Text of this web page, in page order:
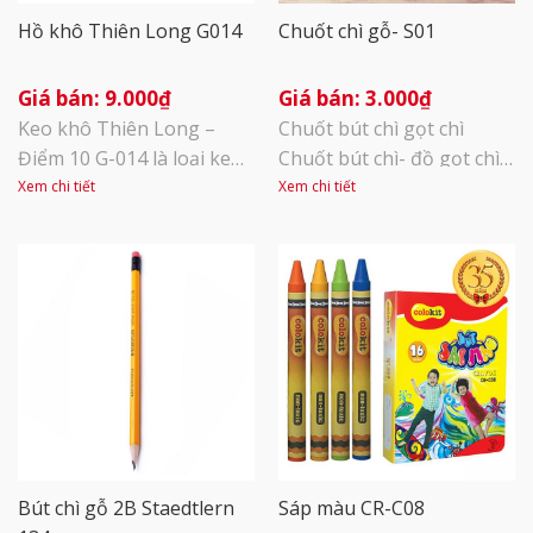
Hồ khô Thiên Long G014
9.000₫
Keo khô Thiên Long –
Điểm 10 G-014 là loại keo
chuyên dùng để dán giấy,
thuận tiện, không lo bị
chảy, bám dính tay như
keo nước. Quy cách: 8g/
cây, 1 hộp 30 cây Keo màu
trắng, có độ kết dính cao,
khô nhanh. Keo không
Xem chi tiết
Chuốt chì gỗ- S01
3.000₫
Chuốt bút chì gọt chì
Chuốt bút chì- đồ gọt chì-
TL S-01 Thông số kĩ thuật
hộp PVC Kích thước 26.5 x
16.5 x 11.5 mm Chuốt bút
chì S-01 là dụng cụ hỗ trợ
đắc lực cho những người
thường xuyên dùng bút
chì gỗ. Chuốt [...]
Xem chi tiết
Bút chì gỗ 2B Staedtlern
Sáp màu CR-C08